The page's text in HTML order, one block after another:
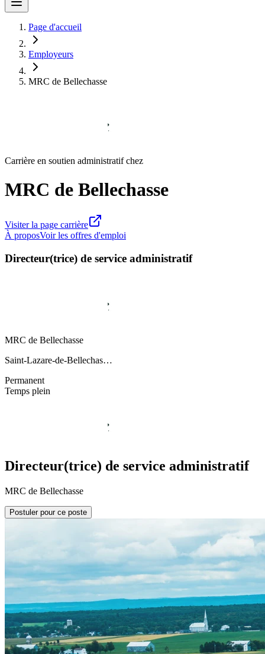
Page d'accueil
Employeurs
MRC de Bellechasse
Carrière en soutien administratif chez
MRC de Bellechasse
Visiter la page carrière
À proposVoir les offres d'emploi
Directeur(trice) de service administratif
MRC de Bellechasse
Saint-Lazare-de-Bellechas…
Permanent
Temps plein
Directeur(trice) de service administratif
MRC de Bellechasse
Postuler pour ce poste